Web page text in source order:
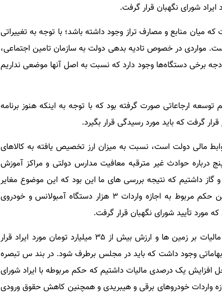
شورای نگهبان قرار گرفت.
میان منابع و مصارف تراز وجود داشته باشد؛ با توجه به تغییراتی
مواردی در خصوص تادیه بدهی دولت به سازمان تامین اجتماعی،
برخی دستگاه‌ها وجود دارد که نسبت به اصل آنها موضعی نداریم
ارجاعاتی صورت گرفته بود که با توجه به اینکه هنوز برنامه
گرفت که باید مورد رسیدگی قرار بگیرد.
مالی دولت است، نسبت به میزان ارز تخصیص یافته به کالاهای
درباره حوادث غیر مترقبه معافیت مدارس دولتی و مراکز آموزش
داشتیم که نتیجه بررسی های ما این بود که این موضوع مغایر
موازین شرع و قانون اساسی شناخته نشد. همچنین حکم مربوط به اجازه واردات ۳ هزار دستگاه آمبولانس و خودروی
مورد تأیید شورای نگهبان قرار گرفت.
سخنگوی شورای نگهبان گفت: در تبصره ۶ موضوع مالیات بر زمین ها و ارزش بیش از ۳۵ میلیارد تومان مورد ایراد قرار
وجود داشت که باید در مجلس برطرف شود. در بند س تبصره
افزایش یک درصدی مالیات داشتیم که حکم مربوطه با ایراد شورای
نشد. در بند الحاقی ۱ تبصره ۹ نیز اجازه واردات خودروهای برقی و هیبریدی و همچنین کاهش حقوق ورودی